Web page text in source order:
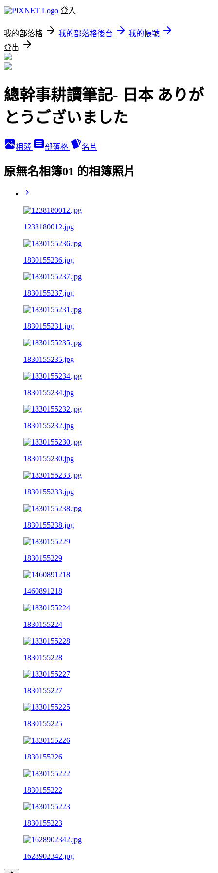
登入
我的部落格 我的部落格後台
我的帳號
登出
總幹事耕讀筆記- 日本 ありが
とうございました
相簿 部落格 名片
原無名相簿01 的相簿照片
1238180012.jpg
1830155236.jpg
1830155237.jpg
1830155231.jpg
1830155235.jpg
1830155234.jpg
1830155232.jpg
1830155230.jpg
1830155233.jpg
1830155238.jpg
1830155229
1460891218
1830155224
1830155228
1830155227
1830155225
1830155226
1830155222
1830155223
1628902342.jpg